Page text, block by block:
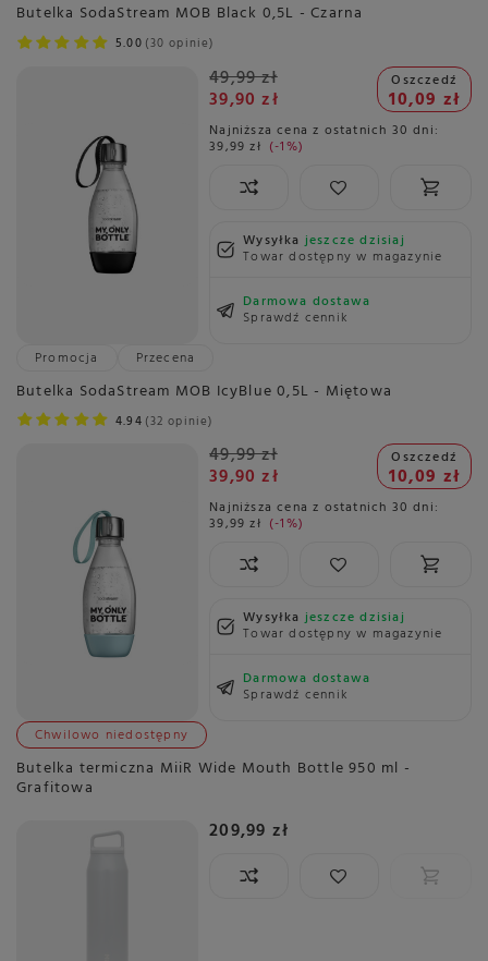
Butelka SodaStream MOB Black 0,5L - Czarna
5.00 30 opinie
49,99 zł
39,90 zł
Oszczedź
10,09 zł
Najniższa cena z ostatnich 30 dni:
39,99 zł -1%
Wysyłkajeszcze dzisiaj
Towar dostępny w magazynie
Darmowa dostawa
Sprawdź cennik
Promocja
Przecena
Butelka SodaStream MOB IcyBlue 0,5L - Miętowa
4.94 32 opinie
49,99 zł
39,90 zł
Oszczedź
10,09 zł
Najniższa cena z ostatnich 30 dni:
39,99 zł -1%
Wysyłkajeszcze dzisiaj
Towar dostępny w magazynie
Darmowa dostawa
Sprawdź cennik
Chwilowo niedostępny
Butelka termiczna MiiR Wide Mouth Bottle 950 ml -
Grafitowa
209,99 zł